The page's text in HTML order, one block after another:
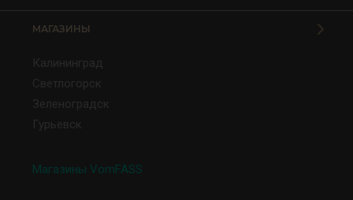
МАГАЗИНЫ
Калининград
Светлогорск
Зеленоградск
Гурьевск
Магазины VomFASS